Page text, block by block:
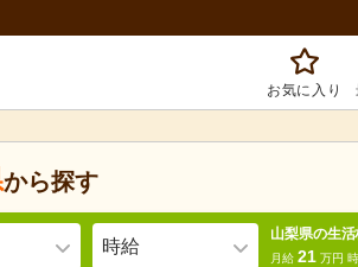
お気に入り
から探す
時給
山梨県の生
月給 21万円